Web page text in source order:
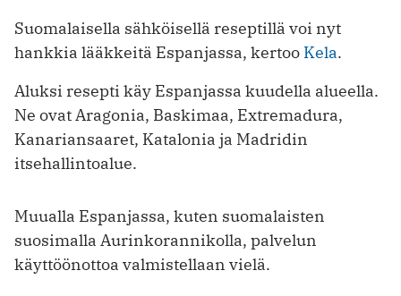
Suomalaisella sähköisellä reseptillä voi nyt
hankkia lääkkeitä Espanjassa, kertoo Kela.
Aluksi resepti käy Espanjassa kuudella alueella.
Ne ovat Aragonia, Baskimaa, Extremadura,
Kanariansaaret, Katalonia ja Madridin
itsehallintoalue.
Muualla Espanjassa, kuten suomalaisten
suosimalla Aurinkorannikolla, palvelun
käyttöönottoa valmistellaan vielä.